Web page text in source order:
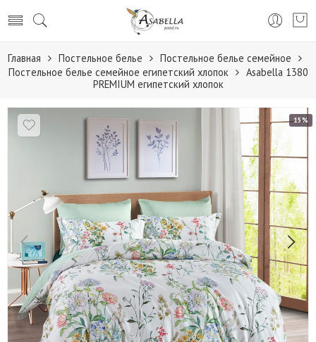
Главная Постельное белье
Постельное белье семейное
Постельное белье семейное египетский хлопок
Аsabella 1380
PREMIUM египетский хлопок
15%